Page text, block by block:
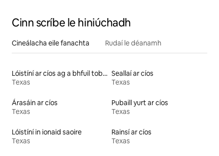
Cinn scríbe le hiniúchadh
Cineálacha eile fanachta Rudaí le déanamh
Lóistíní ar cíos ag a bhfuil tobán te
Texas
Seallaí ar cíos
Texas
Árasáin ar cíos
Texas
Pubaill yurt ar cíos
Texas
Lóistíní in ionaid saoire
Texas
Rainsí ar cíos
Texas